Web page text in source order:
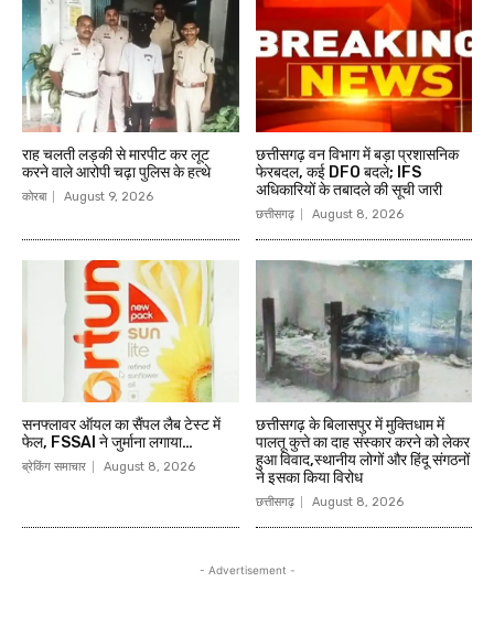
राह चलती लड़की से मारपीट कर लूट
करने वाले आरोपी चढ़ा पुलिस के हत्थे
कोरबा August 9, 2026
छत्तीसगढ़ वन विभाग में बड़ा प्रशासनिक
फेरबदल, कई DFO बदले; IFS
अधिकारियों के तबादले की सूची जारी
छत्तीसगढ़ August 8, 2026
सनफ्लावर ऑयल का सैंपल लैब टेस्ट में
फेल, FSSAI ने जुर्माना लगाया…
ब्रेकिंग समाचार August 8, 2026
छत्तीसगढ़ के बिलासपुर में मुक्तिधाम में
पालतू कुत्ते का दाह संस्कार करने को लेकर
हुआ विवाद,स्थानीय लोगों और हिंदू संगठनों
ने इसका किया विरोध
छत्तीसगढ़ August 8, 2026
- Advertisement -